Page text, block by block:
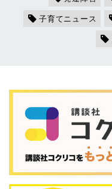
子育てニュース